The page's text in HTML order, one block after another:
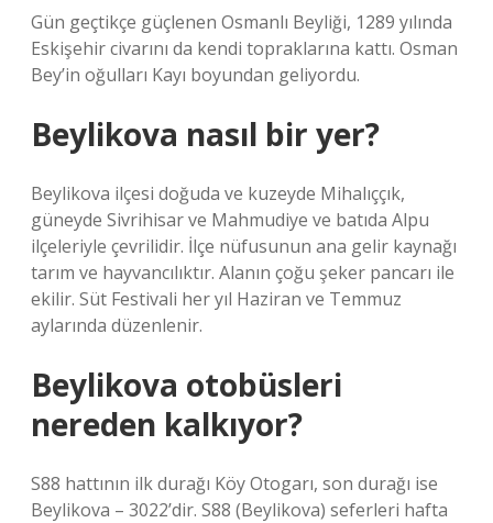
Gün geçtikçe güçlenen Osmanlı Beyliği, 1289 yılında
Eskişehir civarını da kendi topraklarına kattı. Osman
Bey’in oğulları Kayı boyundan geliyordu.
Beylikova nasıl bir yer?
Beylikova ilçesi doğuda ve kuzeyde Mihalıççık,
güneyde Sivrihisar ve Mahmudiye ve batıda Alpu
ilçeleriyle çevrilidir. İlçe nüfusunun ana gelir kaynağı
tarım ve hayvancılıktır. Alanın çoğu şeker pancarı ile
ekilir. Süt Festivali her yıl Haziran ve Temmuz
aylarında düzenlenir.
Beylikova otobüsleri
nereden kalkıyor?
S88 hattının ilk durağı Köy Otogarı, son durağı ise
Beylikova – 3022’dir. S88 (Beylikova) seferleri hafta